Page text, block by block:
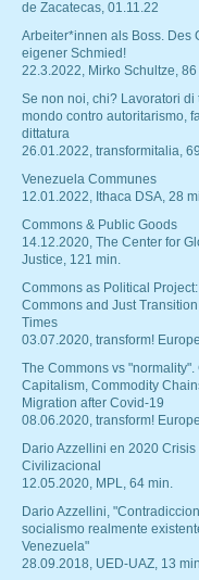
de Zacatecas, 01.11.22
Arbeiter*innen als Boss. Des
eigener Schmied!
22.3.2022, Mirko Schultze, 86
Se non noi, chi? Lavoratori di
mondo contro autoritarismo,
dittatura
26.01.2022, transformitalia,
Venezuela Communes
12.01.2022, Ithaca DSA, 28
Commons & Public Goods
14.12.2020, The Center for
Justice, 121 min.
Commons as Political Project:
Commons and Just
Times
03.07.2020, transform!
The Commons vs "normality".
Capitalism, Commodity
Migration after Covid-19
08.06.2020, transform!
Dario Azzellini en 2020 Crisis
Civilizacional
12.05.2020, MPL, 64 min.
Dario Azzellini,
socialismo realmente
Venezuela"
28.09.2018, UED-UAZ, 13